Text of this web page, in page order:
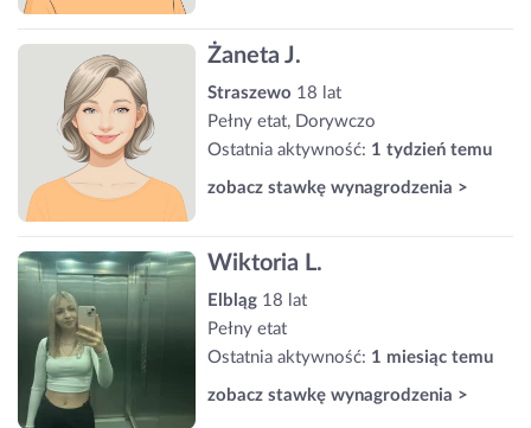
Żaneta J.
Straszewo 18 lat
Pełny etat, Dorywczo
Ostatnia aktywność: 1 tydzień temu
zobacz stawkę wynagrodzenia >
Wiktoria L.
Elbląg 18 lat
Pełny etat
Ostatnia aktywność: 1 miesiąc temu
zobacz stawkę wynagrodzenia >